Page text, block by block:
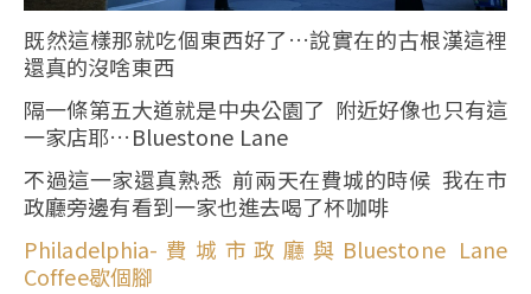
既然這樣那就吃個東西好了…說實在的古根漢這裡
還真的沒啥東西
隔一條第五大道就是中央公園了 附近好像也只有這
一家店耶…Bluestone Lane
不過這一家還真熟悉 前兩天在費城的時候 我在市
政廳旁邊有看到一家也進去喝了杯咖啡
Philadelphia-費城市政廳與Bluestone Lane
Coffee歇個腳